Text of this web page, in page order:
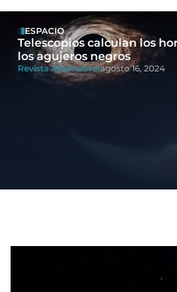
ESPACIO
Telescopios calculan los
los agujeros negros
Revista Alternativa agosto 16, 2024